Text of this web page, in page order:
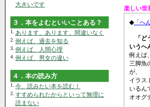
大きいです
３．本をよむといいことある？
1. あります、あります、間違いなく
2. 例えば、過去を知る
3. 例えば、人間心理
4. 例えば、男女の違い
４．本の読み方
1. 今、読みたい本を読む！
2. すすめられたからといって無理に
読まない
楽しい世
◆「へ
「
いうへ
例えば
三脚魚
が、
イラス
いるん
オオグ